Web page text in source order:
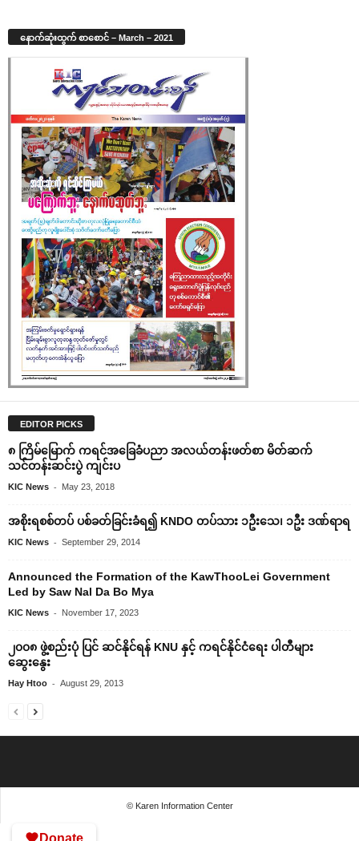
နောက်ဆုံးထွက် စာစောင် – March – 2021
EDITOR PICKS
၈ ကြိမ်‌မြောက် ကရင်အ‌ခြေခံပညာ အလယ်တန်းဖတ်စာ မိတ်ဆက်
သင်တန်းဆင်းပွဲ ကျင်းပ
KIC News - May 23, 2018
အစိုးရစစ်တပ် ပစ်ခတ်ခြင်းခံရ၍ KNDO တပ်သား ၁ဦး‌သေ၊ ၁ဦး ဒဏ်ရာရ
KIC News - September 29, 2014
Announced the Formation of the KawThooLei Government
Led by Saw Nal Da Bo Mya
KIC News - November 17, 2023
၂၀၀၈ ဖွဲ့စည်းပုံ ပြင် ဆင်နိုင်ရန် KNU နှင့် ကရင်နိုင်ငံ‌ရေး ပါတီများ
‌ဆွေး‌နွေး
Hay Htoo - August 29, 2013
© Karen Information Center
Donate